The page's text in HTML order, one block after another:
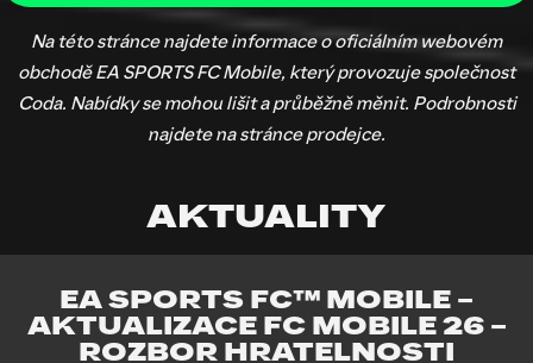
Na této stránce najdete informace o oficiálním webovém
obchodě EA SPORTS FC Mobile, který provozuje společnost
Coda. Nabídky se mohou lišit a průběžně měnit. Podrobnosti
najdete na stránce prodejce.
AKTUALITY
EA SPORTS FC™ MOBILE –
AKTUALIZACE FC MOBILE 26 –
ROZBOR HRATELNOSTI